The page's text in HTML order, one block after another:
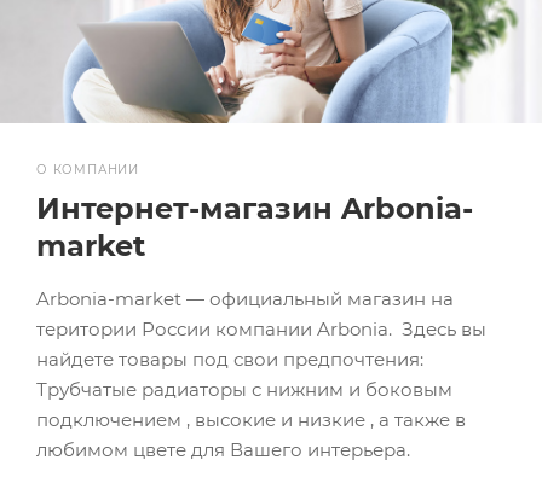
О КОМПАНИИ
Интернет-магазин Arbonia-
market
Arbonia-market — официальный магазин на
територии России компании Arbonia. Здесь вы
найдете товары под свои предпочтения:
Трубчатые радиаторы с нижним и боковым
подключением , высокие и низкие , а также в
любимом цвете для Вашего интерьера.